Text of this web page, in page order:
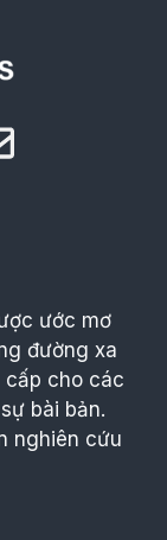
ước mơ
đường xa
cho các
bài bản.
nghiên cứu